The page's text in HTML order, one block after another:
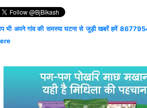
भी अपने गांव की समस्या घटना से जुड़ी खबरें हमें